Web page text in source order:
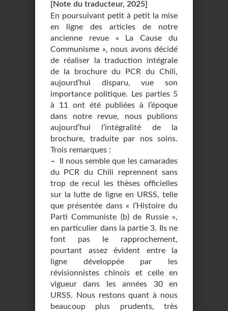
[Note du traducteur, 2025]
En poursuivant petit à petit la mise
en ligne des articles de notre
ancienne revue « La Cause du
Communisme », nous avons décidé
de réaliser la traduction intégrale
de la brochure du PCR du Chili,
aujourd’hui disparu, vue son
importance politique. Les parties 5
à 11 ont été publiées à l’époque
dans notre revue, nous publions
aujourd’hui l’intégralité de la
brochure, traduite par nos soins.
Trois remarques :
– Il nous semble que les camarades
du PCR du Chili reprennent sans
trop de recul les thèses officielles
sur la lutte de ligne en URSS, telle
que présentée dans « l’Histoire du
Parti Communiste (b) de Russie »,
en particulier dans la partie 3. Ils ne
font pas le rapprochement,
pourtant assez évident entre la
ligne développée par les
révisionnistes chinois et celle en
vigueur dans les années 30 en
URSS. Nous restons quant à nous
beaucoup plus prudents, très